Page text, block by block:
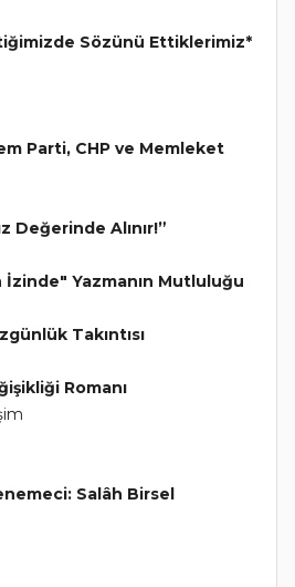
Sözünü Ettiklerimiz*
Parti, CHP ve Memleket
Değerinde Alınır!”
İzinde" Yazmanın Mutluluğu
Takıntısı
Romanı
Salâh Birsel